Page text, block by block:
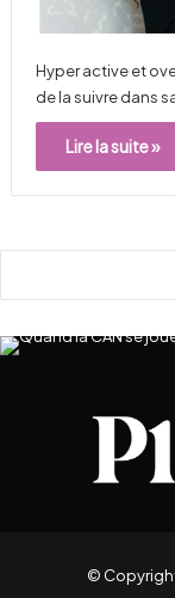
Hyper active et
de la suivre dans
Lire la suite »
©